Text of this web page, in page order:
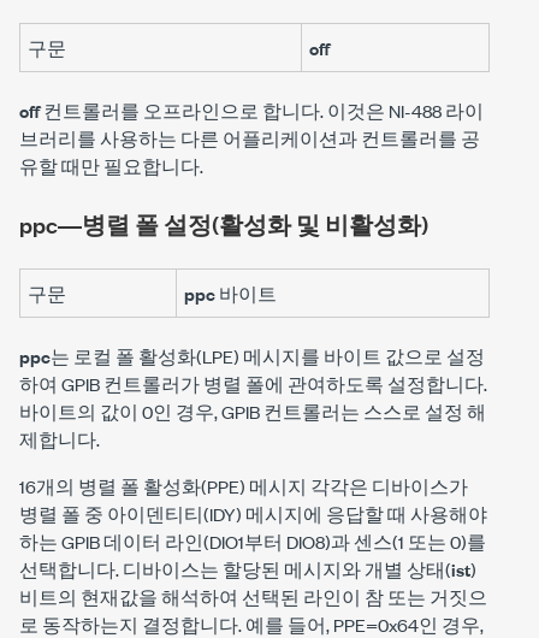
구문 off
off컨트롤러를 오프라인으로 합니다. 이것은 NI-488 라이
브러리를 사용하는 다른 어플리케이션과 컨트롤러를 공
유할 때만 필요합니다.
ppc―병렬 폴 설정(활성화 및 비활성화)
구문 ppc바이트
ppc는 로컬 폴 활성화(LPE) 메시지를 바이트 값으로 설정
하여 GPIB 컨트롤러가 병렬 폴에 관여하도록 설정합니다.
바이트의 값이 0인 경우, GPIB 컨트롤러는 스스로 설정 해
제합니다.
16개의 병렬 폴 활성화(PPE) 메시지 각각은 디바이스가
병렬 폴 중 아이덴티티(IDY) 메시지에 응답할 때 사용해야
하는 GPIB 데이터 라인(DIO1부터 DIO8)과 센스(1 또는 0)를
선택합니다. 디바이스는 할당된 메시지와 개별 상태(ist)
비트의 현재값을 해석하여 선택된 라인이 참 또는 거짓으
로 동작하는지 결정합니다. 예를 들어, PPE=0x64인 경우,